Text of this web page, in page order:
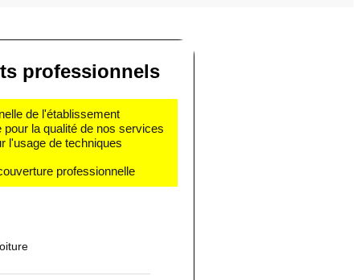
professionnels
de l'établissement
la qualité de nos services
l'usage de techniques
professionnelle